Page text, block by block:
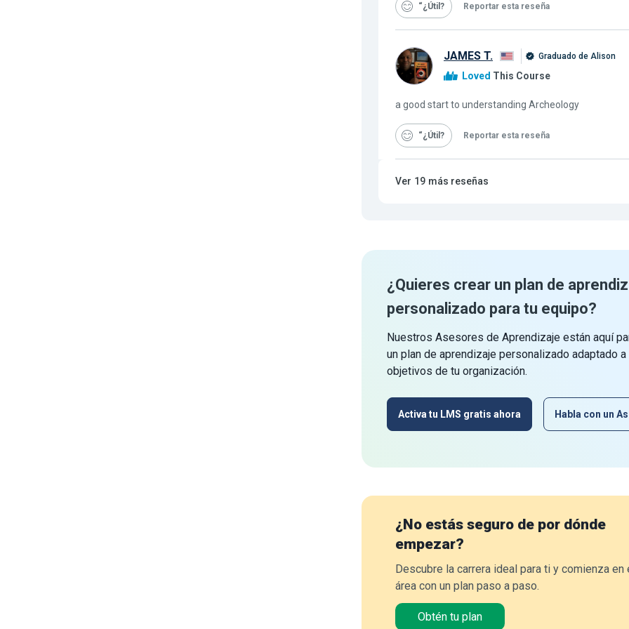
“¿Útil Reportar esta reseña
JAMES T. Graduado de Alison
Loved This Course
a good start to understanding Archeology
“¿Útil Reportar esta reseña
Ver 19 más reseñas
¿Quieres crear un plan de
personalizado para tu equipo?
Nuestros Asesores de Aprendizaje están aquí
un plan de aprendizaje personalizado adaptado
objetivos de tu organización.
Activa tu LMS gratis ahora Habla con un
¿No estás seguro de por dónde
empezar?
Descubre la carrera ideal para ti y comienza en
área con un plan paso a paso.
Obtén tu plan